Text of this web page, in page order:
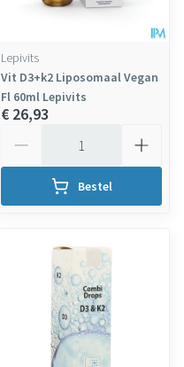
Lepivits
Vit D3+k2 Liposomaal Vegan
Fl 60ml Lepivits
€ 26,93
Bestel